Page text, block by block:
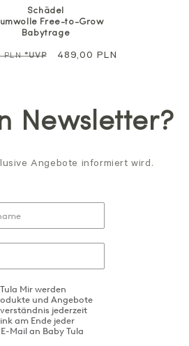
Schädel
Free-to-Grow
Babytrage
PLN*UVP Sale
489,00 PLN
Newsletter?
Angebote informiert wird.
Mir werden
und Angebote
jederzeit
am Ende jeder
Mail an Baby Tula